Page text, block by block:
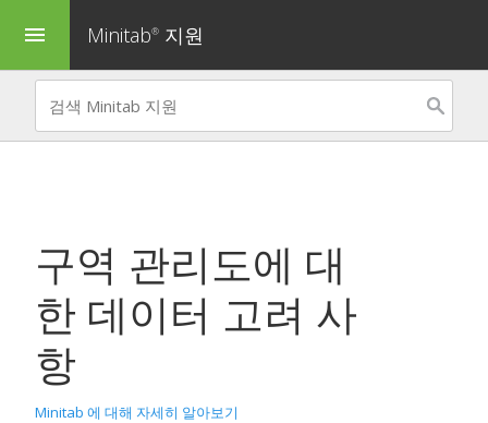
menu Minitab® 지원
구역 관리도에 대
한 데이터 고려 사
항
Minitab 에 대해 자세히 알아보기